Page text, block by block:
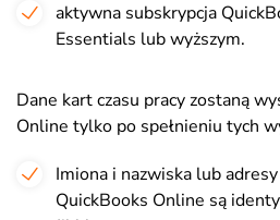
aktywna subskrypcja
Essentials lub wyższym.
Dane kart czasu pracy zostaną
Online tylko po spełnieniu tych
Imiona i nazwiska lub
QuickBooks Online są